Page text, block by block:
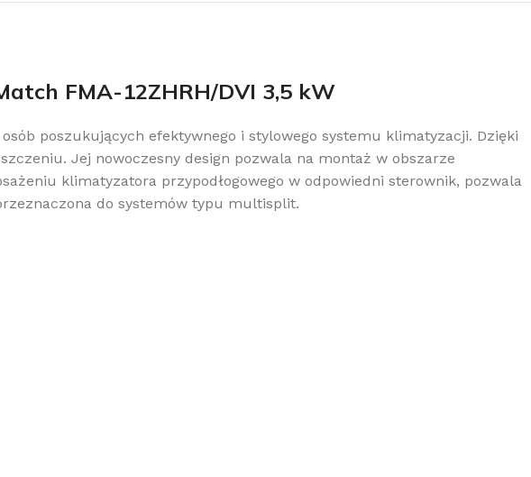
FMA-12ZHRH/DVI 3,5 kW
poszukujących efektywnego i stylowego systemu klimatyzacji. Dzięki
Jej nowoczesny design pozwala na montaż w obszarze
klimatyzatora przypodłogowego w odpowiedni sterownik, pozwala
do systemów typu multisplit.